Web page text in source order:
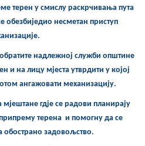
терен у смислу раскрчивања пута
обезбиједио несметан приступ
надлежној служби општине
и на лицу мјеста утврдити у којој
ангажовати механизацију.
гдје се радови планирају
терена и помогну да се
обострано задовољство.